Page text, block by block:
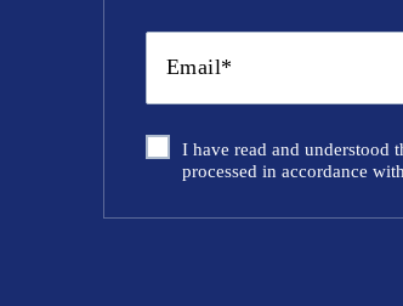
I have read and understood
processed in accordance